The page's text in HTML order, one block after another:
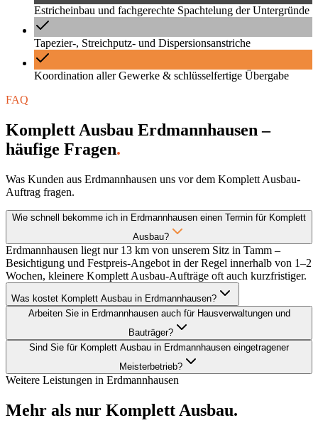
Estricheinbau und fachgerechte Spachtelung der Untergründe
Tapezier-, Streichputz- und Dispersionsanstriche
Koordination aller Gewerke & schlüsselfertige Übergabe
FAQ
Komplett Ausbau Erdmannhausen –
häufige Fragen.
Was Kunden aus Erdmannhausen uns vor dem Komplett Ausbau-
Auftrag fragen.
Wie schnell bekomme ich in Erdmannhausen einen Termin für Komplett
Ausbau?
Erdmannhausen liegt nur 13 km von unserem Sitz in Tamm –
Besichtigung und Festpreis-Angebot in der Regel innerhalb von 1–2
Wochen, kleinere Komplett Ausbau-Aufträge oft auch kurzfristiger.
Was kostet Komplett Ausbau in Erdmannhausen?
Arbeiten Sie in Erdmannhausen auch für Hausverwaltungen und
Bauträger?
Sind Sie für Komplett Ausbau in Erdmannhausen eingetragener
Meisterbetrieb?
Weitere Leistungen in Erdmannhausen
Mehr als nur Komplett Ausbau.